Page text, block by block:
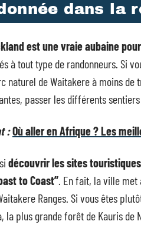
dans la
est une vraie aubaine
à tout type de randonneurs. Si
naturel de Waitakere à moins
passer les différents
:Où aller en Afrique ? Les
découvrir les sites
to Coast”. En fait, la ville met
Ranges. Si vous êtes
la plus grande forêt de Kauris de